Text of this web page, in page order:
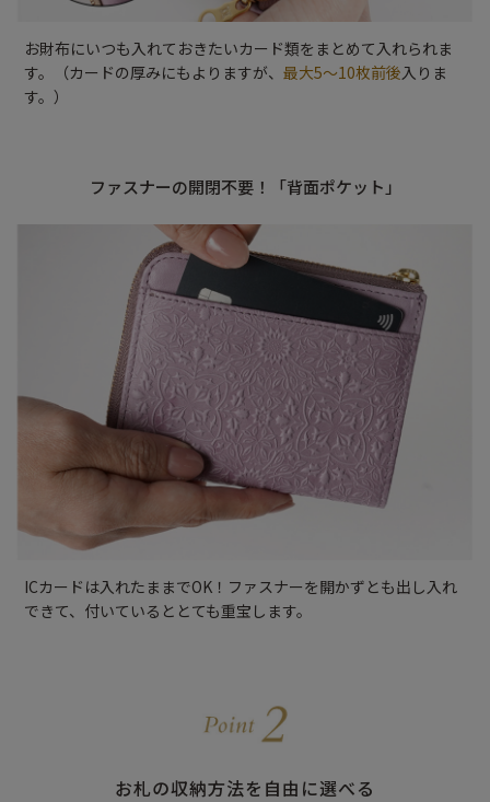
お財布にいつも入れておきたいカード類をまとめて入れられま
す。（カードの厚みにもよりますが、最大5～10枚前後入りま
す。）
ファスナーの開閉不要！「背面ポケット」
ICカードは入れたままでOK！ファスナーを開かずとも出し入れ
できて、付いているととても重宝します。
お札の収納方法を自由に選べる